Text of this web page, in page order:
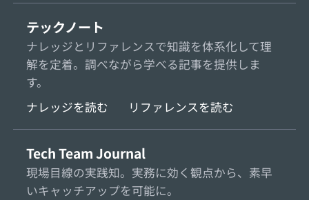
テックノート
ナレッジとリファレンスで知識を体系化して理
解を定着。調べながら学べる記事を提供しま
す。
ナレッジを読む
リファレンスを読む
Tech Team Journal
現場目線の実践知。実務に効く観点から、素早
いキャッチアップを可能に。